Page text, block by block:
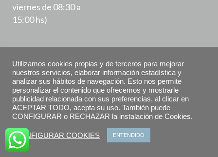
viernes de 08:30 a
15:00 hs)
Política de Privacidad
Aviso Legal
Declaración de accesibilidad
Política de Cookies
Utilizamos cookies propias y de terceros para mejorar
nuestros servicios, elaborar información estadística y
analizar sus hábitos de navegación. Esto nos permite
personalizar el contenido que ofrecemos y mostrarle
publicidad relacionada con sus preferencias, al clicar en
ACEPTAR TODO, acepta su uso. También puede
CONFIGURAR o RECHAZAR la instalación de Cookies.
CONFIGURAR COOKIES ENTENDIDO